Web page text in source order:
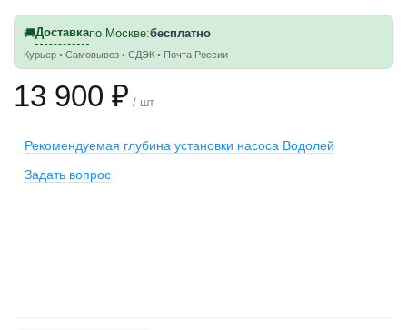
🚚Доставкапо Москве:бесплатно
Курьер • Самовывоз • СДЭК • Почта России
13 900 ₽ / шт
Рекомендуемая глубина установки насоса Водолей
Задать вопрос